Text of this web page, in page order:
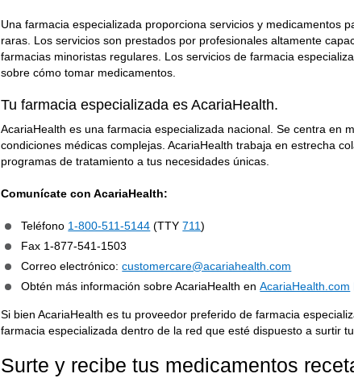
Una farmacia especializada proporciona servicios y medicamentos
raras. Los servicios son prestados por profesionales altamente
farmacias minoristas regulares. Los servicios de farmacia
sobre cómo tomar medicamentos.
Tu farmacia especializada es AcariaHealth.
AcariaHealth es una farmacia especializada nacional. Se centra en
condiciones médicas complejas. AcariaHealth trabaja en estrecha
programas de tratamiento a tus necesidades únicas.
Comunícate con AcariaHealth:
Teléfono 1-800-511-5144 (TTY711)
Fax 1-877-541-1503
Correo electrónico:customercare@acariahealth.com
Obtén más información sobre AcariaHealth enAcariaHealth.com
Si bien AcariaHealth es tu proveedor preferido de farmacia
farmacia especializada dentro de la red que esté dispuesto a surtir
Surte y recibe tus medicamentos